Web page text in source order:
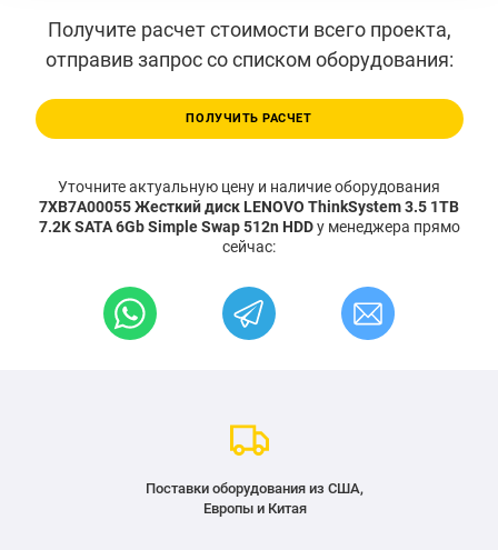
Получите расчет стоимости всего проекта,
отправив запрос со списком оборудования:
ПОЛУЧИТЬ РАСЧЕТ
Уточните актуальную цену и наличие оборудования
7XB7A00055 Жесткий диск LENOVO ThinkSystem 3.5 1TB
7.2K SATA 6Gb Simple Swap 512n HDDу менеджера прямо
сейчас:
Поставки оборудования из США,
Европы и Китая